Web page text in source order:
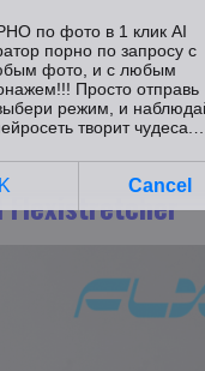
di seguito:
Flexistretcher